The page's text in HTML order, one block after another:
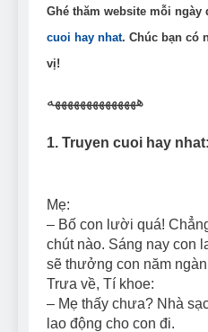
7 Năm Ago
Can
How
Ghé thăm website mỗi ngày
cuoi hay nhat. Chúc bạn có
vị!
ههههههههههههههه
1. Truyen cuoi hay
Mẹ:
– Bố con lười quá!
chút nào. Sáng nay con
sẽ thưởng con năm
Trưa về, Tí khoe:
– Mẹ thấy chưa? Nhà
lao động cho con đi.